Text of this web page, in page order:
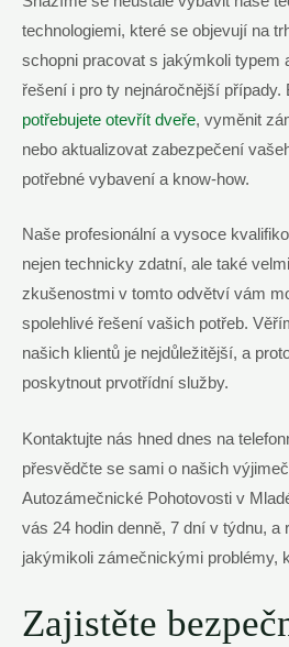
technologiemi, které se objevují na
schopni pracovat s jakýmkoli typem
řešení i pro ty nejnáročnější případy.
potřebujete otevřít dveře, vyměnit
nebo aktualizovat zabezpečení
potřebné vybavení a know-how.
Naše profesionální a vysoce
nejen technicky zdatní, ale také
zkušenostmi v tomto odvětví vám
spolehlivé řešení vašich potřeb.
našich klientů je nejdůležitější, a
poskytnout prvotřídní služby.
Kontaktujte nás hned dnes na
přesvědčte se sami o našich
Autozámečnické Pohotovosti v
vás 24 hodin denně, 7 dní v týdnu, a
jakýmikoli zámečnickými problémy,
Zajistěte